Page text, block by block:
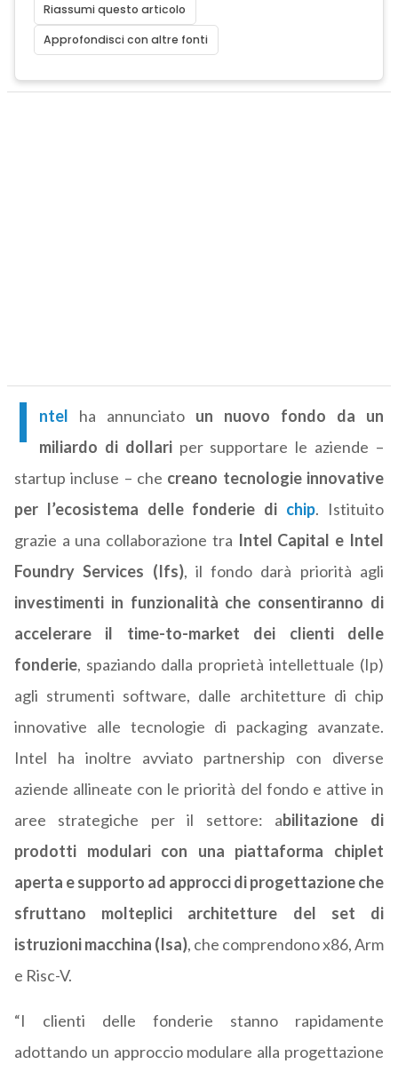
Riassumi questo articolo
Approfondisci con altre fonti
I ntel ha annunciato un nuovo fondo da un
miliardo di dollariper supportare le aziende –
startup incluse – che creano tecnologie innovative
per l’ecosistema delle fonderie di chip. Istituito
grazie a una collaborazione tra Intel Capital e Intel
Foundry Services (Ifs), il fondo darà priorità agli
investimenti in funzionalità che consentiranno di
accelerare il time-to-market dei clienti delle
fonderie, spaziando dalla proprietà intellettuale (Ip)
agli strumenti software, dalle architetture di chip
innovative alle tecnologie di packaging avanzate.
Intel ha inoltre avviato partnership con diverse
aziende allineate con le priorità del fondo e attive in
aree strategiche per il settore: abilitazione di
prodotti modulari con una piattaforma chiplet
aperta e supporto ad approcci di progettazione che
sfruttano molteplici architetture del set di
istruzioni macchina (Isa), che comprendono x86, Arm
e Risc-V.
“I clienti delle fonderie stanno rapidamente
adottando un approccio modulare alla progettazione